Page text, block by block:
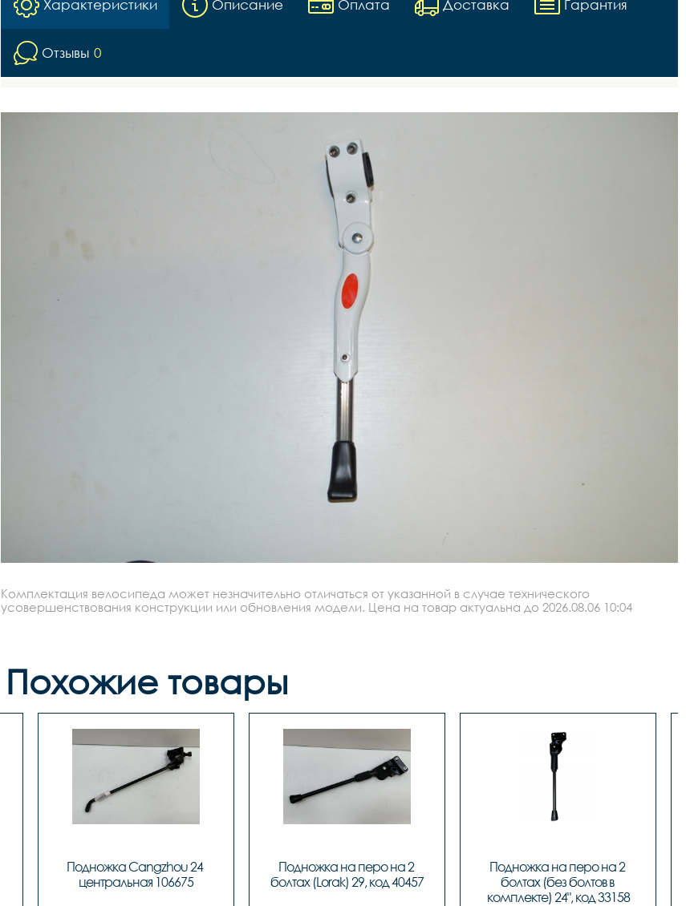
Характеристики Описание Оплата Доставка Гарантия
Отзывы 0
Комплектация велосипеда может незначительно отличаться от указанной в случае технического
усовершенствования конструкции или обновления модели. Цена на товар актуальна до 2026.08.06 10:04
Похожие товары
Подножка Сangzhou 24
центральная 106675
Подножка на перо на 2
болтах (Lorak) 29, код 40457
Подножка на перо на 2
болтах (без болтов в
комплекте) 24", код 33158